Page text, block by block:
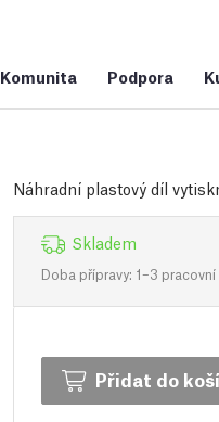
Komunita Podpora
Náhradní plastový díl
Skladem
Doba přípravy: 1–3 pracovní
Přidat do